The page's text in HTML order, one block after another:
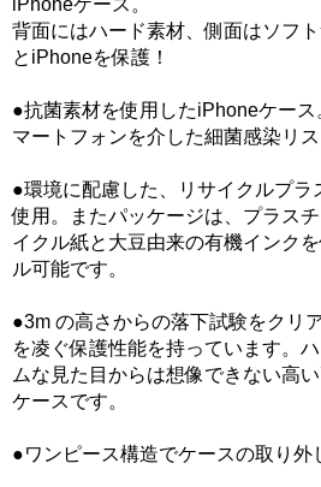
iPhoneケース。
背面にはハード素材、側面はソフ
とiPhoneを保護！
●抗菌素材を使用したiPhoneケー
マートフォンを介した細菌感染リス
●環境に配慮した、リサイクルプラ
使用。またパッケージは、プラス
イクル紙と大豆由来の有機インク
ル可能です。
●3m の高さからの落下試験をクリ
を凌ぐ保護性能を持っています。
ムな見た目からは想像できない高
ケースです。
●ワンピース構造でケースの取り外